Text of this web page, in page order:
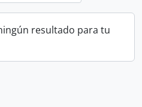
resultado para tu